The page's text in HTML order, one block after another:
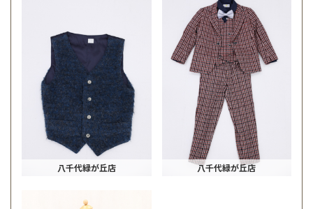
八千代緑が丘店 八千代緑が丘店